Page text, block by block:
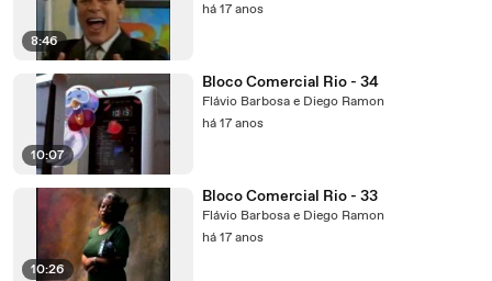
8:46
há 17 anos
10:07
Bloco Comercial Rio - 34
Flávio Barbosa e Diego Ramon
há 17 anos
10:26
Bloco Comercial Rio - 33
Flávio Barbosa e Diego Ramon
há 17 anos